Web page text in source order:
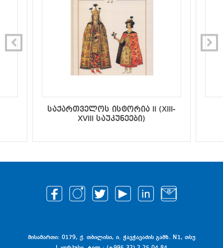
საქართველოს ისტორია II (XIII-
XVIII საუკუნეები)
მისამართი: 0179, ქ. თბილისი, ი. ჭავჭავაძის გამზ. N1, თსუ